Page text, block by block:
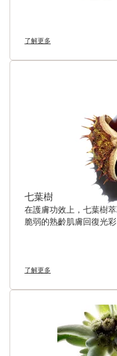
了解更多
七葉樹
在護膚功效上，七葉樹
脆弱的熟齡肌膚回復光彩
了解更多